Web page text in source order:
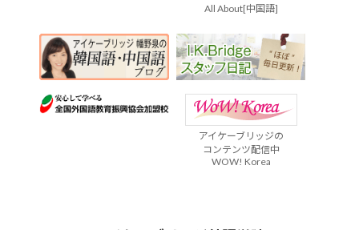
All About[中国語]
アイケーブリッジの
コンテンツ配信中
WOW! Korea